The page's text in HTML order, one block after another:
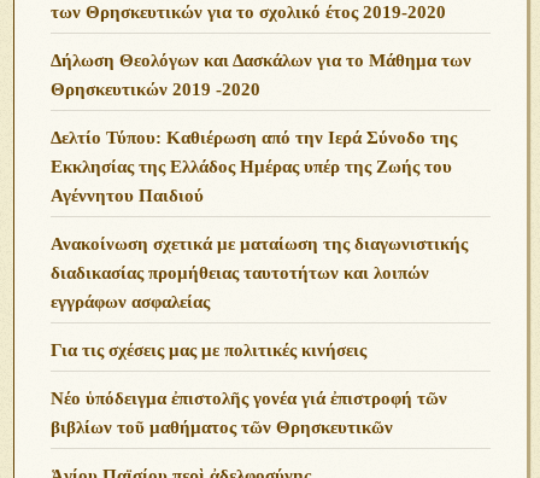
των Θρησκευτικών για το σχολικό έτος 2019-2020
Δήλωση Θεολόγων και Δασκάλων για το Μάθημα των
Θρησκευτικών 2019 -2020
Δελτίο Τύπου: Καθιέρωση από την Ιερά Σύνοδο της
Εκκλησίας της Ελλάδος Ημέρας υπέρ της Ζωής του
Αγέννητου Παιδιού
Ανακοίνωση σχετικά με ματαίωση της διαγωνιστικής
διαδικασίας προμήθειας ταυτοτήτων και λοιπών
εγγράφων ασφαλείας
Για τις σχέσεις μας με πολιτικές κινήσεις
Νέο ὑπόδειγμα ἐπιστολῆς γονέα γιά ἐπιστροφή τῶν
βιβλίων τοῦ μαθήματος τῶν Θρησκευτικῶν